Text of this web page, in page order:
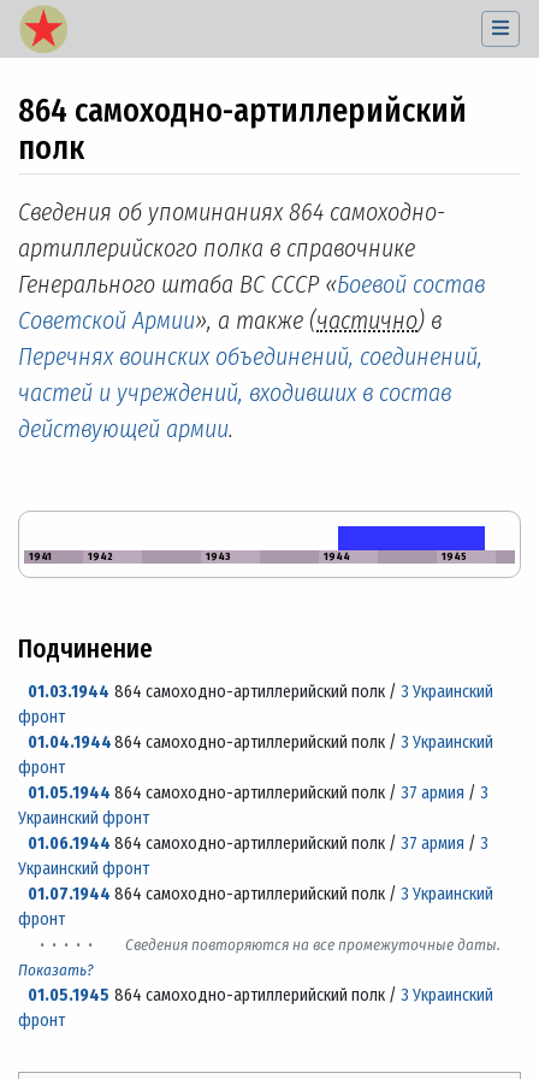
864 самоходно-артиллерийский
полк
Перейти к:навигация,поиск
Сведения об упоминаниях 864 самоходно-
артиллерийского полка в справочнике
Генерального штаба ВС СССР «Боевой состав
Советской Армии», а также (частично) в
Перечнях воинских объединений, соединений,
частей и учреждений, входивших в состав
действующей армии.
1941 1942 1943 1944 1945
Подчинение
01.03.1944864 самоходно-артиллерийский полк /3 Украинский
фронт
01.04.1944864 самоходно-артиллерийский полк /3 Украинский
фронт
01.05.1944864 самоходно-артиллерийский полк /37 армия /3
Украинский фронт
01.06.1944864 самоходно-артиллерийский полк /37 армия /3
Украинский фронт
01.07.1944864 самоходно-артиллерийский полк /3 Украинский
фронт
· · · · ·
Сведения повторяются на все промежуточные даты.
Показать?
01.05.1945864 самоходно-артиллерийский полк /3 Украинский
фронт